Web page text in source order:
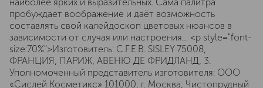
пробуждает воображение и даёт возможность
составлять свой калейдоскоп цветовых нюансов в
зависимости от случая или настроения… <p style="font-
size:70%">Изготовитель: C.F.E.B. SISLEY 75008,
ФРАНЦИЯ, ПАРИЖ, АВЕНЮ ДЕ ФРИДЛАНД, 3.
Уполномоченный представитель изготовителя: ООО
«Сислей Косметикс» 101000, г. Москва, Чистопрудный